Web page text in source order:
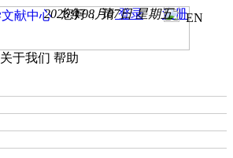
您好， 请登录 注册EN
2026年08月07日 星期五
关于我们 帮助